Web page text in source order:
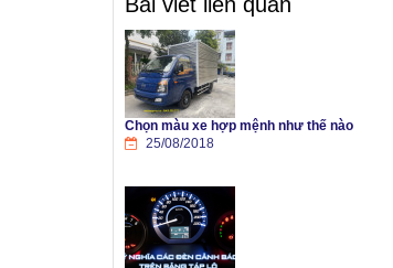
Chọn màu xe hợp mệnh như thế nào
25/08/2018